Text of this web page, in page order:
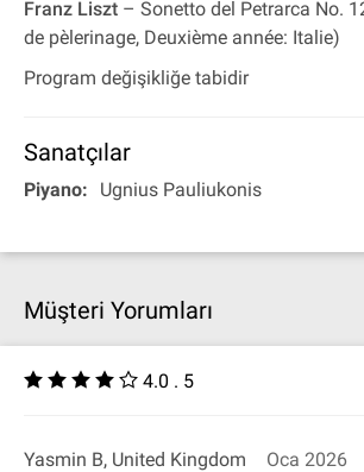
Franz Liszt – Sonetto del Petrarca No.
de pèlerinage, Deuxième année: Italie)
Program değişikliğe tabidir
Sanatçılar
Piyano: Ugnius Pauliukonis
Müşteri Yorumları
4.0 . 5
Yasmin B, United Kingdom
Oca 2026